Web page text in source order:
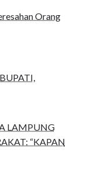
Orang
LAMPUNG
“KAPAN